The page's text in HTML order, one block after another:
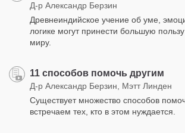
Д-р Александр Берзин
Древнеиндийское учение об уме,
логике могут принести большую
миру.
11 способов помочь другим
Д-р Александр Берзин, Мэтт Линден
Существует множество способов
встречаем тех, кто в этом нуждается.